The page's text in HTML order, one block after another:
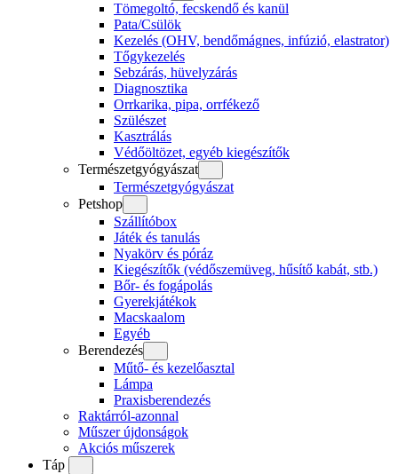
Tömegoltó, fecskendő és kanül
Pata/Csülök
Kezelés (OHV, bendőmágnes, infúzió, elastrator)
Tőgykezelés
Sebzárás, hüvelyzárás
Diagnosztika
Orrkarika, pipa, orrfékező
Szülészet
Kasztrálás
Védőöltözet, egyéb kiegészítők
Természetgyógyászat
Természetgyógyászat
Petshop
Szállítóbox
Játék és tanulás
Nyakörv és póráz
Kiegészítők (védőszemüveg, hűsítő kabát, stb.)
Bőr- és fogápolás
Gyerekjátékok
Macskaalom
Egyéb
Berendezés
Műtő- és kezelőasztal
Lámpa
Praxisberendezés
Raktárról-azonnal
Műszer újdonságok
Akciós műszerek
Táp